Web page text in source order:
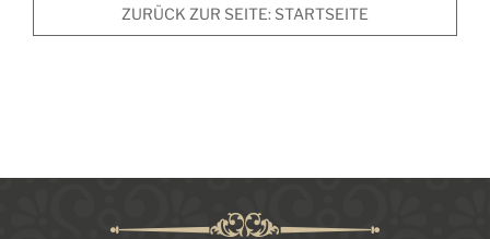
ZURÜCK ZUR SEITE: STARTSEITE